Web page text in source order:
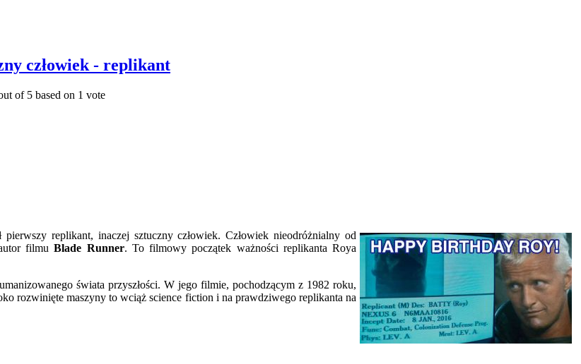
człowiek - replikant
of 5 based on 1 vote
replikant, inaczej sztuczny człowiek. Człowiek nieodróżnialny od
filmuBlade Runner. To filmowy początek ważności replikanta Roya
świata przyszłości. W jego filmie, pochodzącym z 1982 roku,
rozwinięte maszyny to wciąż science fiction i na prawdziwego replikanta na